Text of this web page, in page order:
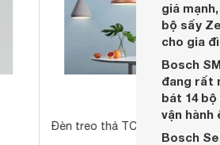
Đèn treo thả TC009
giá
bộ sấy
cho gia
Bosch
đang rất
bát 14
vận hành
Bosch